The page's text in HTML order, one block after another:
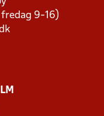
fredag 9-16)